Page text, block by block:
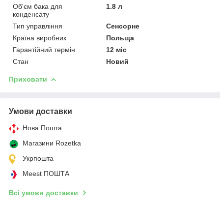
Об'єм бака для
конденсату
1.8 л
Тип управління
Сенсорне
Країна виробник
Польща
Гарантійний термін
12 міс
Стан
Новий
Приховати
Умови доставки
Нова Пошта
Магазини Rozetka
Укрпошта
Meest ПОШТА
Всі умови доставки